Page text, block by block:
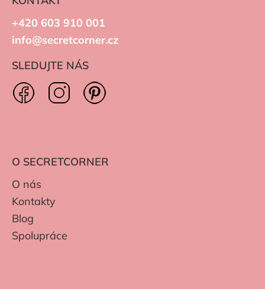
+420 603 910 001
info@secretcorner.cz
SLEDUJTE NÁS
O SECRETCORNER
O nás
Kontakty
Blog
Spolupráce